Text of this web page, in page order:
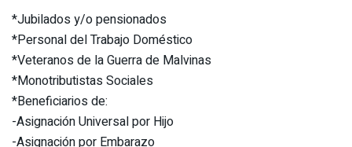
*Jubilados y/o pensionados
*Personal del Trabajo Doméstico
*Veteranos de la Guerra de Malvinas
*Monotributistas Sociales
*Beneficiarios de:
-Asignación Universal por Hijo
-Asignación por Embarazo